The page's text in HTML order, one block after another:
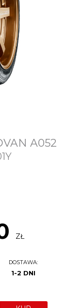
A052
ZŁ
DOSTAWA:
1-2 DNI